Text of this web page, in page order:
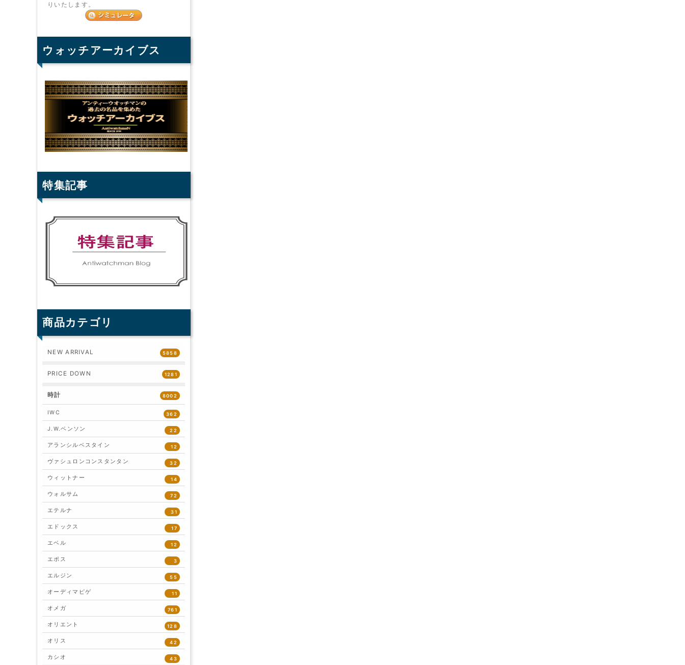
りいたします。
ウォッチアーカイブス
特集記事
商品カテゴリ
NEW ARRIVAL 5858
PRICE DOWN 1281
時計 8002
IWC 362
J.W.ベンソン 22
アランシルベスタイン 12
ヴァシュロンコンスタンタン 32
ウィットナー 14
ウォルサム 72
エテルナ 31
エドックス 17
エベル 12
エポス 3
エルジン 55
オーディマピゲ 11
オメガ 761
オリエント 128
オリス 42
カシオ 43